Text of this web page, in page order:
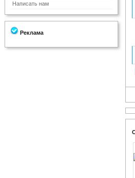
Написать нам
Реклама